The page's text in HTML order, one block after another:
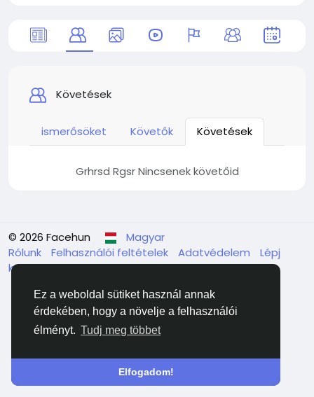
Ez a weboldal sütiket használ annak
érdekében, hogy a növelje a felhasználói
élményt. Tudj meg többet
Elfogadom!
Követések
ismerősöket Követők Követések
Grhrsd Rgsr Nincsenek követőid
© 2026 Facehun
Magyar
Rólunk
Felhasználói feltételek Adatvédelem
Lépj
kapcsolatba velünk Könyvtár